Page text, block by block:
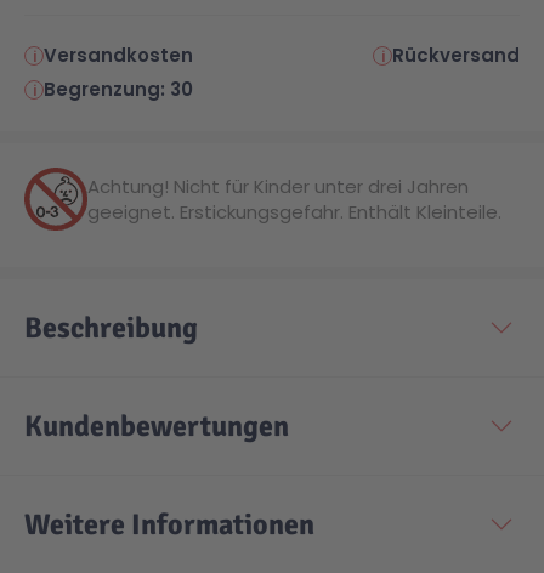
Versandkosten
Rückversand
Begrenzung: 30
Achtung! Nicht für Kinder unter drei Jahren
geeignet. Erstickungsgefahr. Enthält Kleinteile.
Beschreibung
Kundenbewertungen
Weitere Informationen